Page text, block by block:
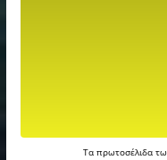
Ταπρωτοσέλιδα